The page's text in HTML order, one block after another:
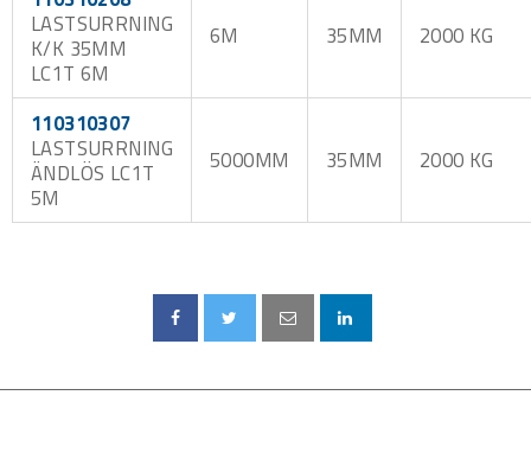
LASTSURRNING
K/K 35MM
LC1T 6M
6M 35MM 2000 KG
110310307
LASTSURRNING
ÄNDLÖS LC1T
5M
5000MM 35MM 2000 KG